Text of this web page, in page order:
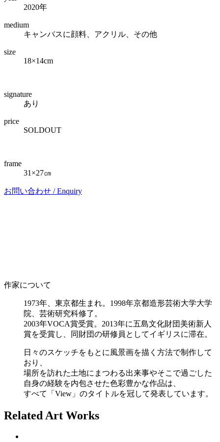
2020年
medium
キャンバスに顔料、アクリル、その他
size
18×14cm
signature
あり
price
SOLDOUT
frame
31×27㎝
お問い合わせ /Enquiry
作家について
1973年、東京都生まれ。1998年京都造形芸術大学大学
院、芸術研究科修了。
2003年VOCA賞受賞。2013年に五島文化財団美術新人
賞を受賞し、同財団の研修員としてイギリスに滞在。
日々のスケッチをもとに風景画を描く方法で制作して
おり、
場所を訪れた土地にまつわる出来事やそこで過ごした
自身の経験を内包させた色彩豊かな作品は、
すべて「View」のタイトルを冠して発表しています。
Related Art Works